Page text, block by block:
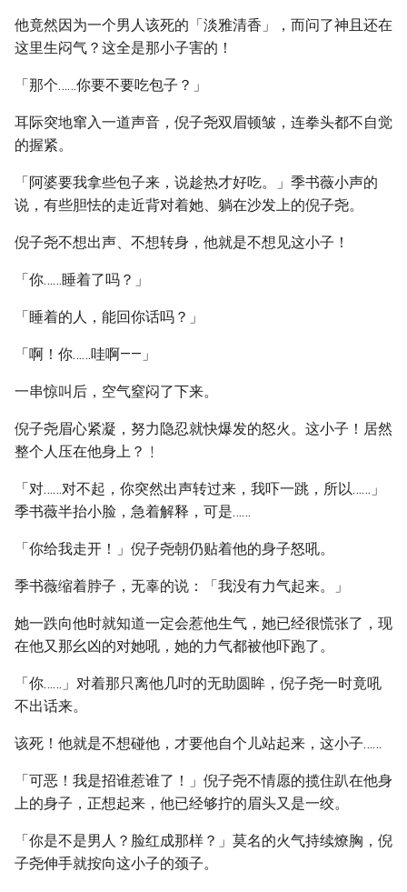
他竟然因为一个男人该死的「淡雅清香」，而问了神且还在
这里生闷气？这全是那小子害的！
「那个……你要不要吃包子？」
耳际突地窜入一道声音，倪子尧双眉顿皱，连拳头都不自觉
的握紧。
「阿婆要我拿些包子来，说趁热才好吃。」季书薇小声的
说，有些胆怯的走近背对着她、躺在沙发上的倪子尧。
倪子尧不想出声、不想转身，他就是不想见这小子！
「你……睡着了吗？」
「睡着的人，能回你话吗？」
「啊！你……哇啊——」
一串惊叫后，空气窒闷了下来。
倪子尧眉心紧凝，努力隐忍就快爆发的怒火。这小子！居然
整个人压在他身上？﹗
「对……对不起，你突然出声转过来，我吓一跳，所以……」
季书薇半抬小脸，急着解释，可是……
「你给我走开！」倪子尧朝仍贴着他的身子怒吼。
季书薇缩着脖子，无辜的说：「我没有力气起来。」
她一跌向他时就知道一定会惹他生气，她已经很慌张了，现
在他又那幺凶的对她吼，她的力气都被他吓跑了。
「你……」对着那只离他几吋的无助圆眸，倪子尧一时竟吼
不出话来。
该死！他就是不想碰他，才要他自个儿站起来，这小子……
「可恶！我是招谁惹谁了！」倪子尧不情愿的揽住趴在他身
上的身子，正想起来，他已经够拧的眉头又是一绞。
「你是不是男人？脸红成那样？」莫名的火气持续燎胸，倪
子尧伸手就按向这小子的颈子。